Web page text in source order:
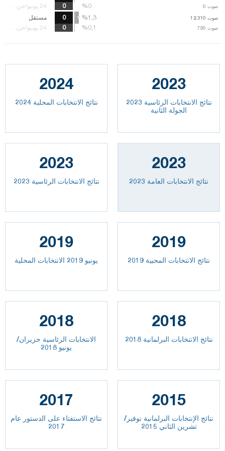
مستقل 0 %1,3 12.310 صوت %1,3 12.310 صوت
0 %0 0 صوت
%0,1 795 صوت
%0
%0,1 795 صوت
2024
نتائج الانتخابات المحلية 2024
2023
نتائج الانتخابات الرئاسية 2023
الجولة الثانية
2023
نتائج الانتخابات الرئاسية 2023
2023
2023 نتائج الانتخابات العامة
2019
يونيو 2019 الانتخابات المحلية
2019
نتائج الانتخابات المحبية 2019
2018
الانتخابات الرئاسية حزيران/
يونيو 2018
2018
نتائج الانتخابات البرلمانية 2018
2017
نتائج الاستفتاء على الدستور عام
2017
2015
نتائج الإنتخابات البرلمانية نوفير/
تشرين الثاني 2015